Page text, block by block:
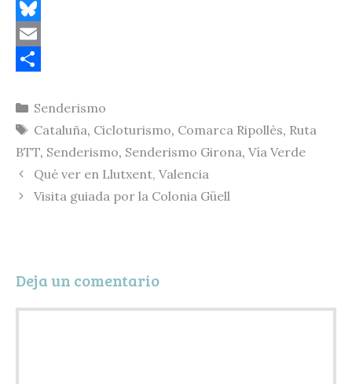
C
o
p
L
i
n
B
e
s
k
E
a
i
l
o
m
p
r
Categorías
Senderismo
Etiquetas
Cataluña, Cicloturismo, Comarca Ripollès, Ruta
BTT, Senderismo, Senderismo Girona, Vía Verde
Qué ver en Llutxent, Valencia
Visita guiada por la Colonia Güell
Deja un comentario